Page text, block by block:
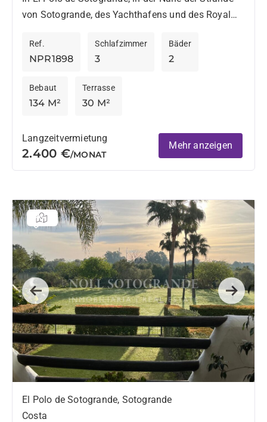
Sotogrande
von Sotogrande, des Yachthafens und des Royal
sorgfältig renovierte...
NPR1898
Ref.
3
Schlafzimmer
2
Bäder
134 M²
Bebaut
30 M²
Terrasse
Langzeitvermietung
2.400 €/MONAT
Mehr anzeigen
Previous Next
El Polo de Sotogrande, Sotogrande
Costa